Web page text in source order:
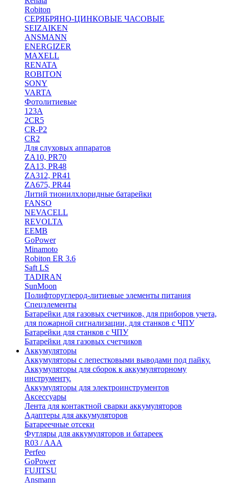
Robiton
СЕРЯБРЯНО-ЦИНКОВЫЕ ЧАСОВЫЕ
SEIZAIKEN
ANSMANN
ENERGIZER
MAXELL
RENATA
ROBITON
SONY
VARTA
Фотолитиевые
123A
2CR5
CR-P2
CR2
Для слуховых аппаратов
ZA10, PR70
ZA13, PR48
ZA312, PR41
ZA675, PR44
Литий тионилхлоридные батарейки
FANSO
NEVACELL
REVOLTA
EEMB
GoPower
Minamoto
Robiton ER 3.6
Saft LS
TADIRAN
SunMoon
Полифторуглерод-литиевые элементы питания
Спецэлементы
Батарейки для газовых счетчиков, для приборов учета,
для пожарной сигнализации, для станков с ЧПУ
Батарейки для станков с ЧПУ
Батарейки для газовых счетчиков
Аккумуляторы
Аккумуляторы с лепестковыми выводами под пайку.
Аккумуляторы для сборок к аккумуляторному
инструменту.
Аккумуляторы для электроинструментов
Аксессуары
Лента для контактной сварки аккумуляторов
Адаптеры для аккумуляторов
Батареечные отсеки
Футляры для аккумуляторов и батареек
R03 / AAA
Perfeo
GoPower
FUJITSU
Ansmann